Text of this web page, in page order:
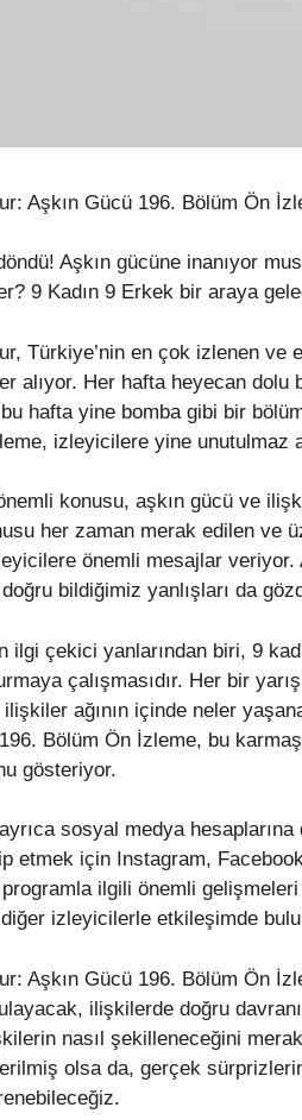
Aşkın Gücü 196. Bölüm Ön
Aşkın gücüne inanıyor
9 Kadın 9 Erkek bir araya
Türkiye’nin en çok izlenen ve
alıyor. Her hafta heyecan
hafta yine bomba gibi bir
izleyicilere yine unutulmaz
konusu, aşkın gücü ve
her zaman merak edilen ve
önemli mesajlar veriyor.
bildiğimiz yanlışları da
ilgi çekici yanlarından biri, 9
çalışmasıdır. Her bir
ilişkiler ağının içinde neler
Bölüm Ön İzleme, bu
gösteriyor.
sosyal medya
etmek için Instagram,
ilgili önemli
izleyicilerle etkileşimde
Aşkın Gücü 196. Bölüm Ön
ilişkilerde doğru
nasıl şekilleneceğini
olsa da, gerçek